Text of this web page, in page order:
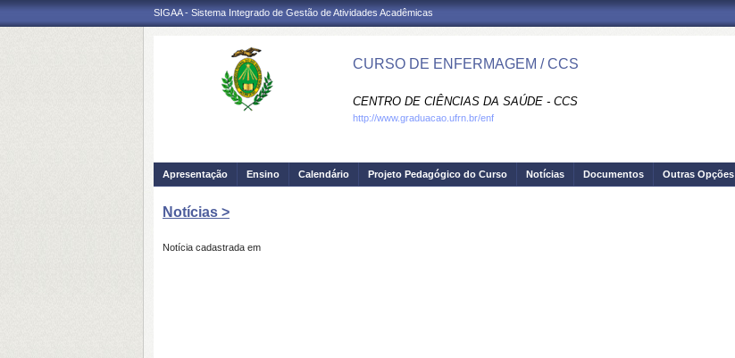
SIGAA - Sistema Integrado de Gestão de Atividades Acadêmicas
CURSO DE ENFERMAGEM / CCS
CENTRO DE CIÊNCIAS DA SAÚDE - CCS
http://www.graduacao.ufrn.br/enf
Apresentação Ensino Calendário Projeto Pedagógico do Curso Notícias Documentos Outras Opções
Notícias >
Notícia cadastrada em